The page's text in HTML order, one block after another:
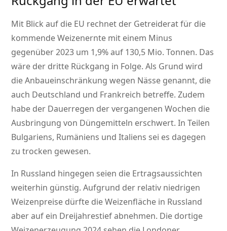
Mit Blick auf die EU rechnet der Getreiderat für die
kommende Weizenernte mit einem Minus
gegenüber 2023 um 1,9% auf 130,5 Mio. Tonnen. Das
wäre der dritte Rückgang in Folge. Als Grund wird
die Anbaueinschränkung wegen Nässe genannt, die
auch Deutschland und Frankreich betreffe. Zudem
habe der Dauerregen der vergangenen Wochen die
Ausbringung von Düngemitteln erschwert. In Teilen
Bulgariens, Rumäniens und Italiens sei es dagegen
zu trocken gewesen.
In Russland hingegen seien die Ertragsaussichten
weiterhin günstig. Aufgrund der relativ niedrigen
Weizenpreise dürfte die Weizenfläche in Russland
aber auf ein Dreijahrestief abnehmen. Die dortige